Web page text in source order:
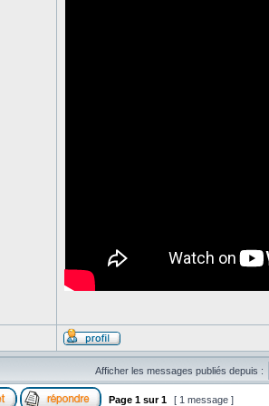
Afficher les messages publiés depuis :
Page 1 sur1 [ 1 message ]